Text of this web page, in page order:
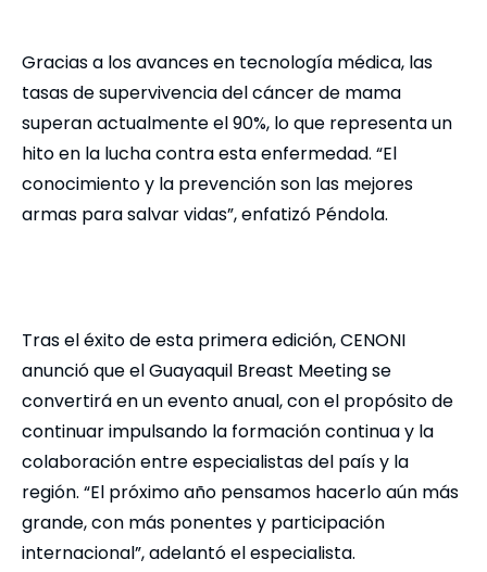
Gracias a los avances en tecnología médica, las
tasas de supervivencia del cáncer de mama
superan actualmente el 90%, lo que representa un
hito en la lucha contra esta enfermedad. “El
conocimiento y la prevención son las mejores
armas para salvar vidas”, enfatizó Péndola.
Tras el éxito de esta primera edición, CENONI
anunció que el Guayaquil Breast Meeting se
convertirá en un evento anual, con el propósito de
continuar impulsando la formación continua y la
colaboración entre especialistas del país y la
región. “El próximo año pensamos hacerlo aún más
grande, con más ponentes y participación
internacional”, adelantó el especialista.